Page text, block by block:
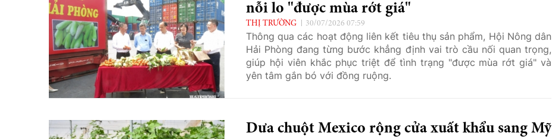
nỗi lo "được mùa rớt giá"
THỊ TRƯỜNG 30/07/2026 07:59
Thông qua các hoạt động liên kết tiêu thụ sản phẩm, Hội Nông dân
Hải Phòng đang từng bước khẳng định vai trò cầu nối quan trọng,
giúp hội viên khắc phục triệt để tình trạng "được mùa rớt giá" và
yên tâm gắn bó với đồng ruộng.
Dưa chuột Mexico rộng cửa xuất khẩu sang Mỹ